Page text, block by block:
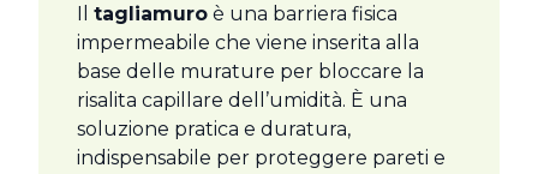
Il tagliamuro è una barriera fisica
impermeabile che viene inserita alla
base delle murature per bloccare la
risalita capillare dell’umidità. È una
soluzione pratica e duratura,
indispensabile per proteggere pareti e